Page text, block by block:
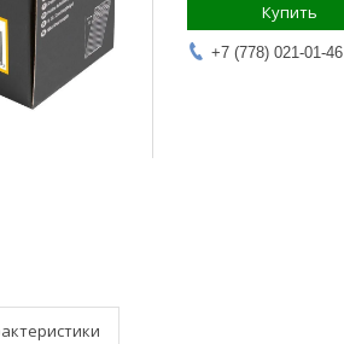
Купить
+7 (778) 021-01-46